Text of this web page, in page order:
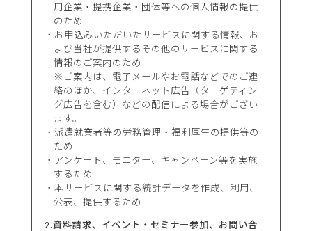
用企業・提携企業・団体等への個人情報の提供
のため
お申込みいただいたサービスに関する情報、お
よび当社が提供するその他のサービスに関する
情報のご案内のため
※ご案内は、電子メールやお電話などでのご連
絡のほか、インターネット広告（ターゲティン
グ広告を含む）などの配信による場合がござい
ます。
派遣就業者等の労務管理・福利厚生の提供等の
ため
アンケート、モニター、キャンペーン等を実施
するため
本サービスに関する統計データを作成、利用、
公表、提供するため
2.資料請求、イベント・セミナー参加、お問い合